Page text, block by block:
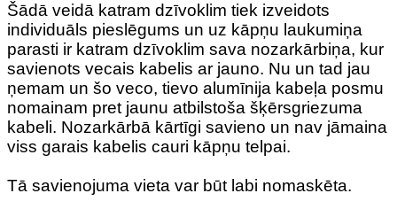
Šādā veidā katram dzīvoklim tiek izveidots
individuāls pieslēgums un uz kāpņu laukumiņa
parasti ir katram dzīvoklim sava nozarkārbiņa, kur
savienots vecais kabelis ar jauno. Nu un tad jau
ņemam un šo veco, tievo alumīnija kabeļa posmu
nomainam pret jaunu atbilstoša šķērsgriezuma
kabeli. Nozarkārbā kārtīgi savieno un nav jāmaina
viss garais kabelis cauri kāpņu telpai.
Tā savienojuma vieta var būt labi nomaskēta.